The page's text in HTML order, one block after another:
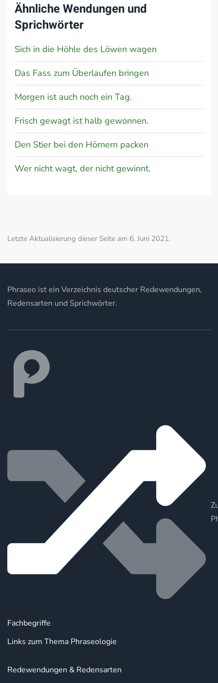
Ähnliche Wendungen und
Sprichwörter
Sich in die Höhle des Löwen wagen
Das Fass zum Überlaufen bringen
Morgen ist auch noch ein Tag.
Frisch gewagt ist halb gewonnen.
Den Stier bei den Hörnern packen
Wer nicht wagt, der nicht gewinnt.
Letzte Aktualisierung dieser Seite am 6. Juni 2021.
Phraseo ist ein Verzeichnis deutscher Redewendungen,
Redensarten und Sprichwörter.
Fachbegriffe
Links zum Thema Phraseologie
Redewendungen & Redensarten